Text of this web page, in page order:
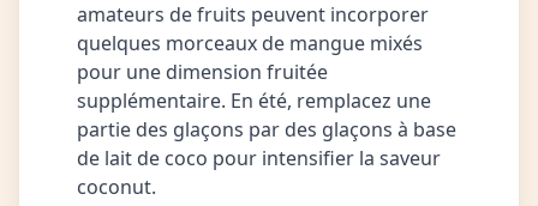
amateurs de fruits peuvent incorporer
quelques morceaux de mangue mixés
pour une dimension fruitée
supplémentaire. En été, remplacez une
partie des glaçons par des glaçons à base
de lait de coco pour intensifier la saveur
coconut.